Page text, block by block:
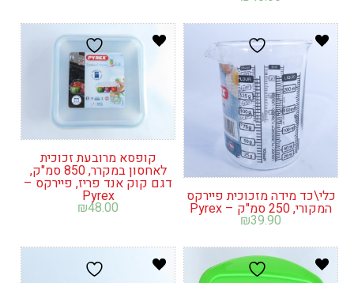
כלי\כד מידה מזכוכית פיירקס
המקורי, 250 סמ"ק – Pyrex
₪39.90
קופסא מרובעת זכוכית
לאחסון במקרר, 850 סמ"ק,
דגם קוק אנד פריז, פיירקס –
Pyrex
₪48.00